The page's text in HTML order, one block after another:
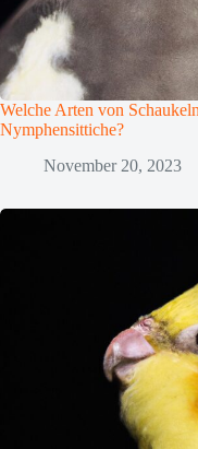
Welche Arten von
Nymphensittiche?
November 20, 2023